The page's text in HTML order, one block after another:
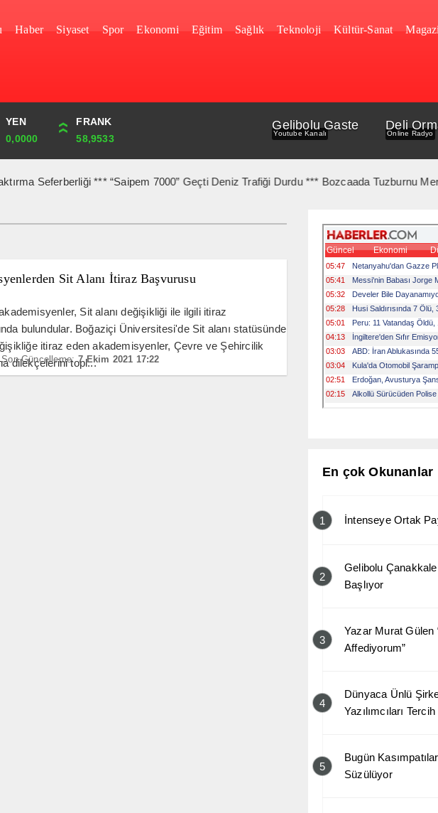
Haber Siyaset Spor Ekonomi Eğitim Sağlık Teknoloji Kültür-Sanat
YEN
0,0000
FRANK
58,9533
CUMHURİYET
44,750,00
Gelibolu Gaste
Youtube Kanalı
Deli
Online Radyo
Seferberliği *** “Saipem 7000” Geçti Deniz Trafiği Durdu *** Bozcaada Tuzburnu
Sit Alanı İtiraz Başvurusu
Sit alanı değişikliği ile ilgili itiraz
bulundular. Boğaziçi Üniversitesi'de Sit alanı statüsünde
itiraz eden akademisyenler, Çevre ve Şehircilik
dilekçelerini topl...
Son Güncelleme: 7 Ekim 2021 17:22
En çok Okunanlar
1 İntenseye Ortak
2
Gelibolu
Başlıyor
3
Yazar Murat Gülen
Affediyorum”
4
Dünyaca Ünlü
Yazılımcıları
5
Bugün
Süzülüyor